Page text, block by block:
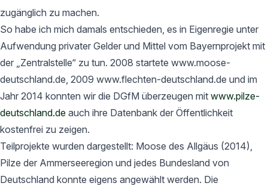
zugänglich zu machen.
So habe ich mich damals entschieden, es in Eigenregie unter
Aufwendung privater Gelder und Mittel vom Bayernprojekt mit
der „Zentralstelle“ zu tun. 2008 startete www.moose-
deutschland.de, 2009 www.flechten-deutschland.de und im
Jahr 2014 konnten wir die DGfM überzeugen mit www.pilze-
deutschland.de auch ihre Datenbank der Öffentlichkeit
kostenfrei zu zeigen.
Teilprojekte wurden dargestellt: Moose des Allgäus (2014),
Pilze der Ammerseeregion und jedes Bundesland von
Deutschland konnte eigens angewählt werden. Die